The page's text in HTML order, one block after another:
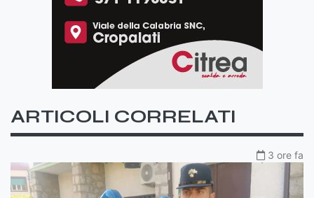
ARTICOLI CORRELATI
3 ore fa